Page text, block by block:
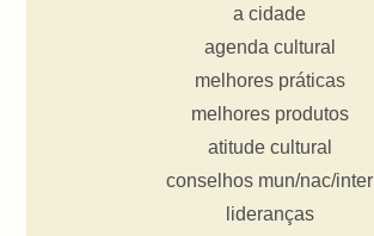
a cidade
agenda cultural
melhores práticas
melhores produtos
atitude cultural
conselhos mun/nac/inter
lideranças